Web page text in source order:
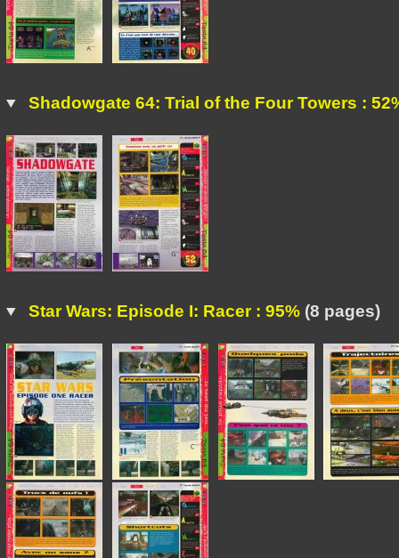
Shadowgate 64: Trial of the Four Towers :
Star Wars: Episode I: Racer : 95%(8 pages)